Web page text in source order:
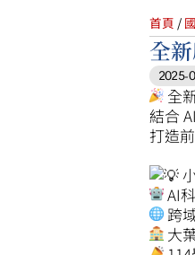
首頁 /
全
2025-
全
結合
打造
AI
跨
大